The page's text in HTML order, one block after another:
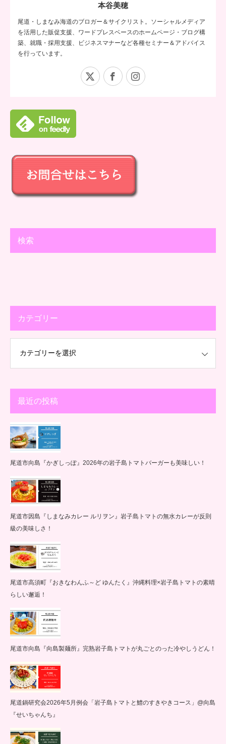
本谷美穂
尾道・しまなみ海道のブロガー＆サイクリスト。ソーシャルメディア
を活用した販促支援、ワードプレスベースのホームページ・ブログ構
築、就職・採用支援、ビジネスマナーなど各種セミナー＆アドバイス
を行っています。
Facebook
検索
カテゴリー
最近の投稿
尾道市向島『かぎしっぽ』2026年の岩子島トマトバーガーも美味しい！
尾道市因島『しまなみカレー ルリヲン』岩子島トマトの無水カレーが反則
級の美味しさ！
尾道市高須町『おきなわんふ～ど ゆんたく』沖縄料理×岩子島トマトの素晴
らしい邂逅！
尾道市向島『向島製麺所』完熟岩子島トマトが丸ごとのった冷やしうどん！
尾道鍋研究会2026年5月例会「岩子島トマトと鱧のすきやきコース」@向島
『せいちゃんち』